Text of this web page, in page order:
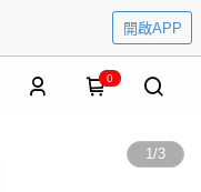
開啟APP
0
1/3